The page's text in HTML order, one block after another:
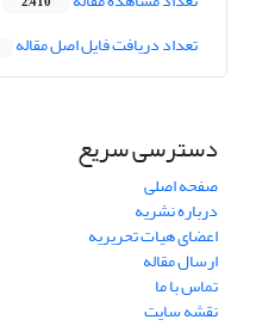
تعداد دریافت فایل اصل مقاله
دسترسی سریع
صفحه اصلی
درباره نشریه
اعضای هیات تحریریه
ارسال مقاله
تماس با ما
نقشه سایت